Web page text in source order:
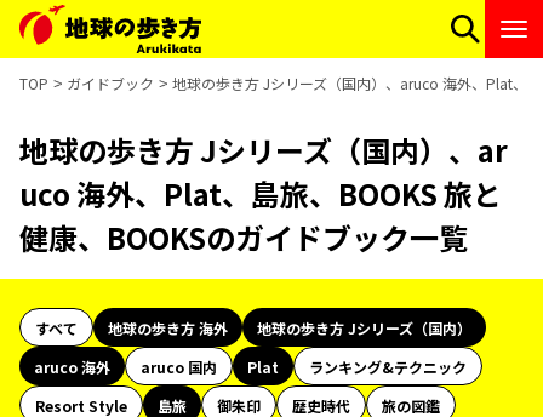
TOP ガイドブック 地球の歩き方 Jシリーズ（国内）、aruco 海外、Plat、
地球の歩き方 Jシリーズ（国内）、ar
uco 海外、Plat、島旅、BOOKS 旅と
健康、BOOKSのガイドブック一覧
すべて 地球の歩き方 海外
地球の歩き方 Jシリーズ（国内）
aruco 海外
aruco 国内 Plat
ランキング&テクニック
Resort Style
島旅 御朱印 歴史時代
旅の図鑑